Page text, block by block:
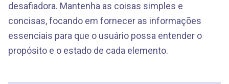
desafiadora. Mantenha as coisas simples e
concisas, focando em fornecer as informações
essenciais para que o usuário possa entender o
propósito e o estado de cada elemento.